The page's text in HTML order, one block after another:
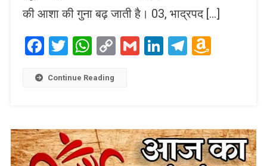
की आशा की गुना बढ़ जाती है। 03, भाद्रपद […]
Facebook
Twitter
WhatsApp
CopyGmailLinkedIn
Telegram
Continue Reading